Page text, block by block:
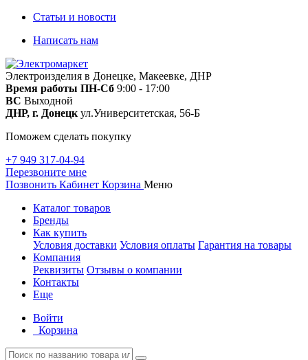
Статьи и новости
Написать нам
Электроизделия в Донецке, Макеевке, ДНР
Время работы ПН-Сб 9:00 - 17:00
ВС Выходной
ДНР, г. Донецк ул.Университетская, 56-Б
Поможем сделать покупку
+7 949 317-04-94
Перезвоните мне
Позвонить Кабинет Корзина Меню
Каталог товаров
Бренды
Как купить
Условия доставки Условия оплаты Гарантия на товары
Компания
Реквизиты Отзывы о компании
Контакты
Еще
Войти
Корзина